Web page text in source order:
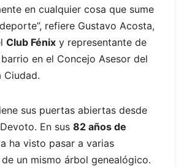
en cualquier cosa que sume
refiere Gustavo Acosta,
Club Fénix y representante de
en el Concejo Asesor del
Ciudad.
sus puertas abiertas desde
En sus 82 años de
ha visto pasar a varias
un mismo árbol genealógico.